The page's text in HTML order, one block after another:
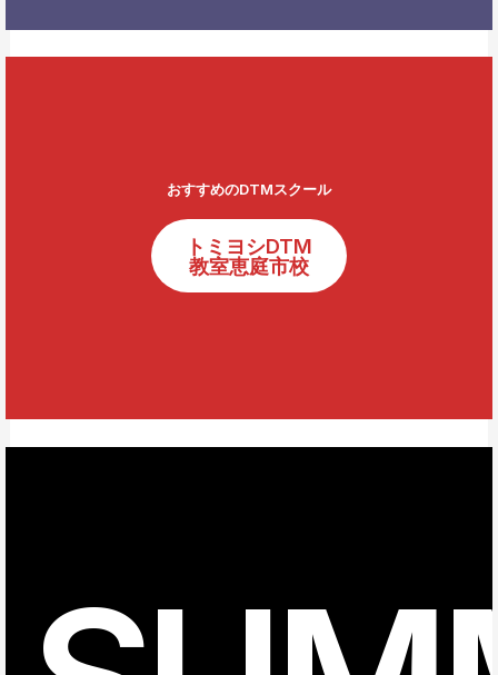
おすすめのDTMスクール
トミヨシDTM
教室恵庭市校